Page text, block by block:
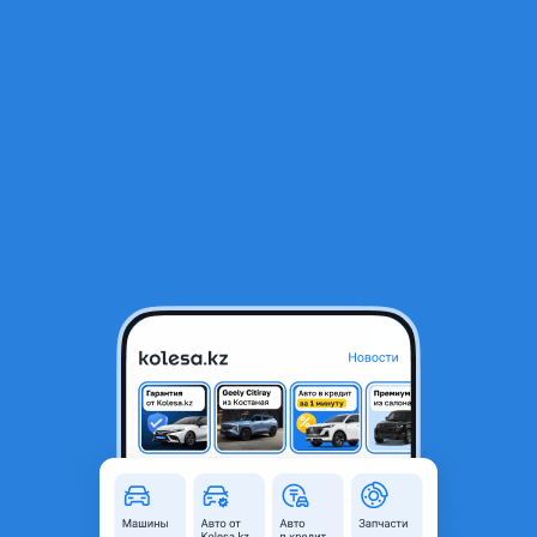
Помпа, комплект ремня ГРМ, ролики
Актау, Мангистауская